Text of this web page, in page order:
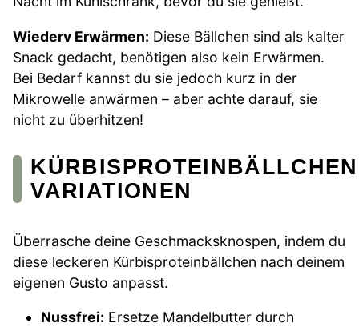
Wiederv Erwärmen: Diese Bällchen sind als kalter
Snack gedacht, benötigen also kein Erwärmen.
Bei Bedarf kannst du sie jedoch kurz in der
Mikrowelle anwärmen – aber achte darauf, sie
nicht zu überhitzen!
KÜRBISPROTEINBÄLLCHEN
VARIATIONEN
Überrasche deine Geschmacksknospen, indem du
diese leckeren Kürbisproteinbällchen nach deinem
eigenen Gusto anpasst.
Nussfrei: Ersetze Mandelbutter durch